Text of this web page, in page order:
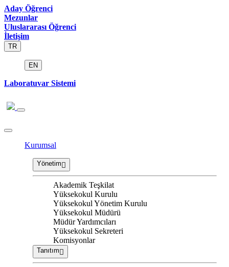
Aday Öğrenci
Mezunlar
Uluslararası Öğrenci
İletişim
TR
EN
Laboratuvar Sistemi
Kurumsal
Yönetim
Akademik Teşkilat
Yüksekokul Kurulu
Yüksekokul Yönetim Kurulu
Yüksekokul Müdürü
Müdür Yardımcıları
Yüksekokul Sekreteri
Komisyonlar
Tanıtım